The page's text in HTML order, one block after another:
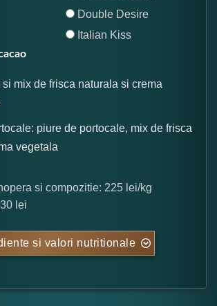
Double Desire
Italian Kiss
mix de frisca naturala si crema
piure de portocale, mix de frisca
vegetala
si compozitie: 225 lei/kg
lei
si valori nutritionale